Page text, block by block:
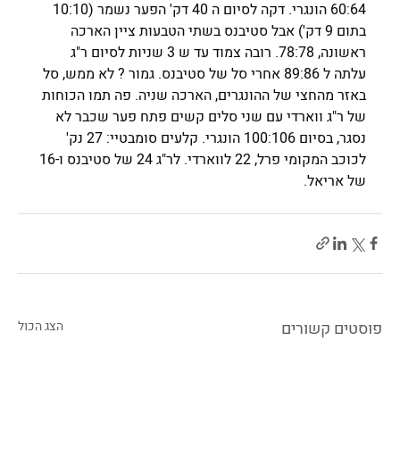
בתום 9 דק') אבל סטיבנס בשתי הטבעות ציין הארכה
ראשונה, 78:78. רובה צמוד עד ש 3 שניות לסיום ר"ג
עלתה ל 89:86 אחרי סל של סטיבנס. גמור ? לא ממש, סל
באזר מהחצי של ההונגרים, הארכה שניה. פה תמו הכוחות
של ר"ג ווארדי עם שני סלים קשים פתח פער שכבר לא
נסגר, בסיום 100:106 הונגרי. קלעים סומבטיי: 27 נק'
של אריאל.
פוסטים קשורים הצג הכול